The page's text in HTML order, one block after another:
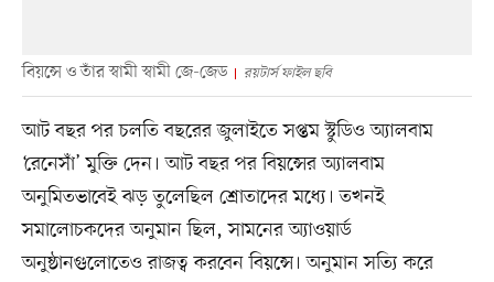
বিয়ন্সে ও তাঁর স্বামী স্বামী জে-জেড রয়টার্স ফাইল ছবি
আট বছর পর চলতি বছরের জুলাইতে সপ্তম স্টুডিও অ্যালবাম
‘রেনেসাঁ’ মুক্তি দেন। আট বছর পর বিয়ন্সের অ্যালবাম
অনুমিতভাবেই ঝড় তুলেছিল শ্রোতাদের মধ্যে। তখনই
সমালোচকদের অনুমান ছিল, সামনের অ্যাওয়ার্ড
অনুষ্ঠানগুলোতেও রাজত্ব করবেন বিয়ন্সে। অনুমান সত্যি করে